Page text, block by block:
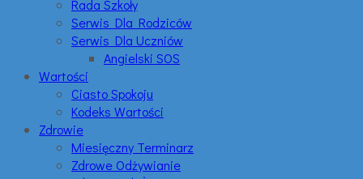
Rada Szkoły
Serwis Dla Rodziców
Serwis Dla Uczniów
Angielski SOS
Wartości
Ciasto Spokoju
Kodeks Wartości
Zdrowie
Miesięczny Terminarz
Zdrowe Odżywianie